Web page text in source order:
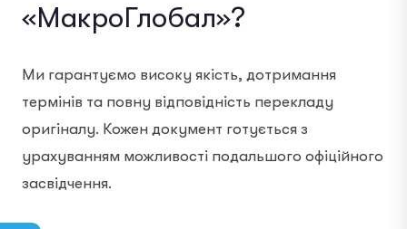
«МакроГлобал»?
Ми гарантуємо високу якість, дотримання
термінів та повну відповідність перекладу
оригіналу. Кожен документ готується з
урахуванням можливості подальшого офіційного
засвідчення.